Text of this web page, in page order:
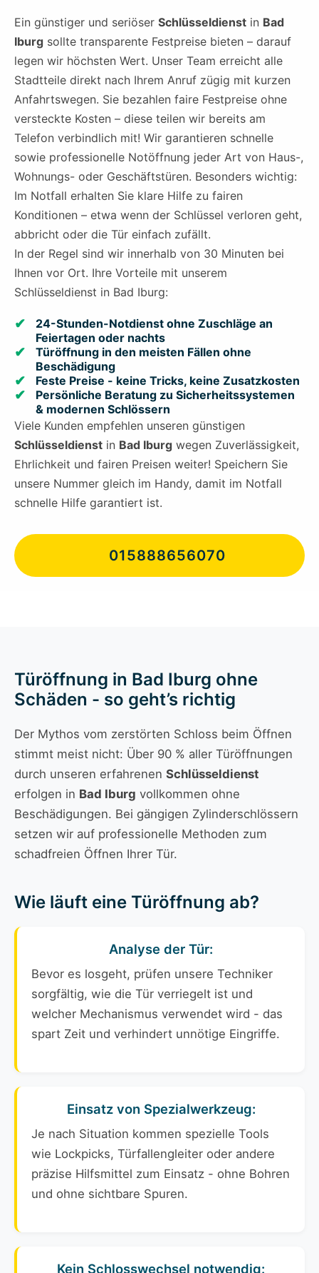
Ein günstiger und seriöser Schlüsseldienst in Bad
Iburg sollte transparente Festpreise bieten – darauf
legen wir höchsten Wert. Unser Team erreicht alle
Stadtteile direkt nach Ihrem Anruf zügig mit kurzen
Anfahrtswegen. Sie bezahlen faire Festpreise ohne
versteckte Kosten – diese teilen wir bereits am
Telefon verbindlich mit! Wir garantieren schnelle
sowie professionelle Notöffnung jeder Art von Haus-,
Wohnungs- oder Geschäftstüren. Besonders wichtig:
Im Notfall erhalten Sie klare Hilfe zu fairen
Konditionen – etwa wenn der Schlüssel verloren geht,
abbricht oder die Tür einfach zufällt.
In der Regel sind wir innerhalb von 30 Minuten bei
Ihnen vor Ort. Ihre Vorteile mit unserem
Schlüsseldienst in Bad Iburg:
24-Stunden-Notdienst ohne Zuschläge an
Feiertagen oder nachts
Türöffnung in den meisten Fällen ohne
Beschädigung
Feste Preise - keine Tricks, keine Zusatzkosten
Persönliche Beratung zu Sicherheitssystemen
& modernen Schlössern
Viele Kunden empfehlen unseren günstigen
Schlüsseldienst in Bad Iburg wegen Zuverlässigkeit,
Ehrlichkeit und fairen Preisen weiter! Speichern Sie
unsere Nummer gleich im Handy, damit im Notfall
schnelle Hilfe garantiert ist.
015888656070
Türöffnung in Bad Iburg ohne
Schäden - so geht’s richtig
Der Mythos vom zerstörten Schloss beim Öffnen
stimmt meist nicht: Über 90 % aller Türöffnungen
durch unseren erfahrenen Schlüsseldienst
erfolgen in Bad Iburg vollkommen ohne
Beschädigungen. Bei gängigen Zylinderschlössern
setzen wir auf professionelle Methoden zum
schadfreien Öffnen Ihrer Tür.
Wie läuft eine Türöffnung ab?
Analyse der Tür:
Bevor es losgeht, prüfen unsere Techniker
sorgfältig, wie die Tür verriegelt ist und
welcher Mechanismus verwendet wird - das
spart Zeit und verhindert unnötige Eingriffe.
Einsatz von Spezialwerkzeug:
Je nach Situation kommen spezielle Tools
wie Lockpicks, Türfallengleiter oder andere
präzise Hilfsmittel zum Einsatz - ohne Bohren
und ohne sichtbare Spuren.
Kein Schlosswechsel notwendig: